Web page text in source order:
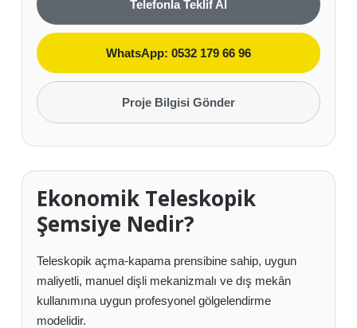
Telefonla Teklif Al
WhatsApp: 0532 179 66 96
Proje Bilgisi Gönder
Ekonomik Teleskopik
Şemsiye Nedir?
Teleskopik açma-kapama prensibine sahip, uygun
maliyetli, manuel dişli mekanizmalı ve dış mekân
kullanımına uygun profesyonel gölgelendirme
modelidir.